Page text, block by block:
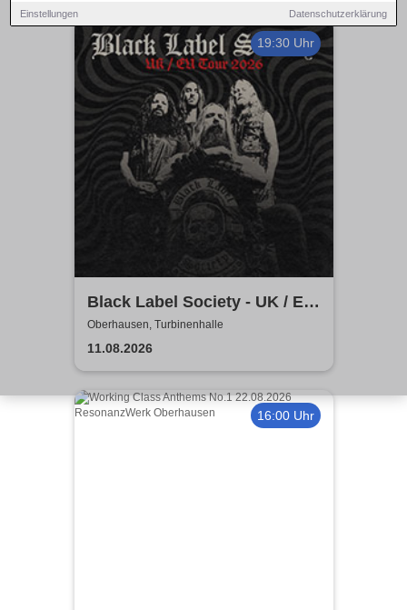
Einstellungen Datenschutzerklärung
19:30 Uhr
Black Label Society - UK / EU
TOUR 2026
Oberhausen, Turbinenhalle
11.08.2026
16:00 Uhr